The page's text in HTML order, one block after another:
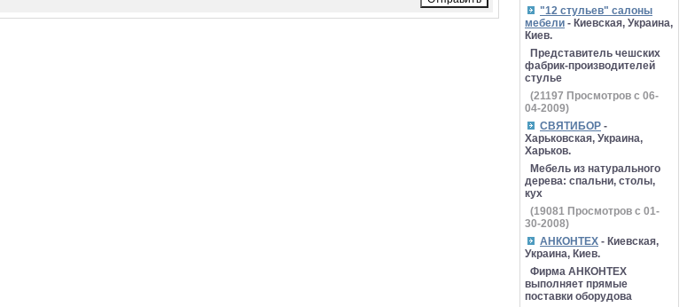
"12 стульев" салоны
мебели - Киевская, Украина,
Киев.
Представитель чешских
фабрик-производителей
стулье
(21197 Просмотров с 06-
04-2009)
СВЯТИБОР -
Харьковская, Украина,
Харьков.
Мебель из натурального
дерева: спальни, столы,
кух
(19081 Просмотров с 01-
30-2008)
АНКОНТЕХ - Киевская,
Украина, Киев.
Фирма АНКОНТЕХ
выполняет прямые
поставки оборудова